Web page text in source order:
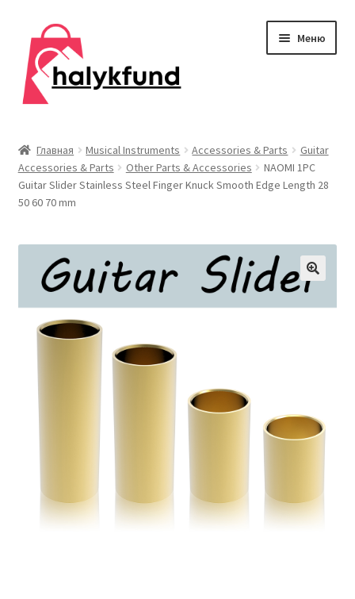
Перейти
навигации
Перейти
содержимому
Меню
меню
Главная
Контакты
Дом и сад
Одежда
Главная Musical Instruments Accessories & Parts
Guitar
Accessories & Parts
Other Parts & Accessories
NAOMI 1PC
Guitar Slider Stainless Steel Finger Knuck Smooth Edge Length 28
50 60 70 mm